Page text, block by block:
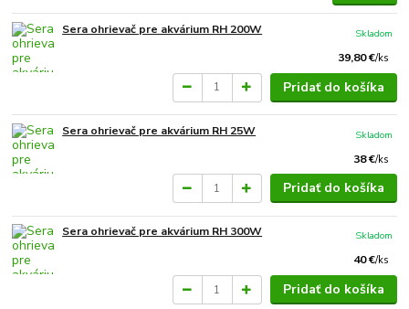
Sera ohrievač pre akvárium RH 200W
39,80 €/ks
Skladom
Pridať do košíka
Sera ohrievač pre akvárium RH 25W
38 €/ks
Skladom
Pridať do košíka
Sera ohrievač pre akvárium RH 300W
40 €/ks
Skladom
Pridať do košíka